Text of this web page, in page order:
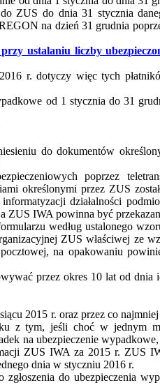
ZUS do dnia 31 stycznia
na dzień 31 grudnia
ustalaniu liczby
r. dotyczy więc tych
od 1 stycznia do 31
do dokumentów
poprzez
określonymi przez ZUS
działalności
ZUS IWA powinna być
według ustalonego
ZUS właściwej ze
na opakowaniu
przez okres 10 lat od dnia
2015 r. oraz przez co
z tym, jeśli choć w jednym
na ubezpieczenie
ZUS IWA za 2015 r. ZUS
dnia w styczniu 2016 r.
zgłoszenia do ubezpieczenia